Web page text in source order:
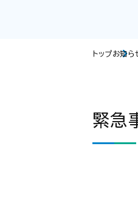
トップお知ら
緊急